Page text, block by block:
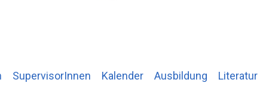
SupervisorInnen Kalender Ausbildung Literatur